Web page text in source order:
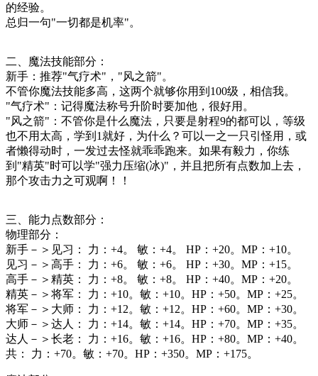
的经验。
总归一句"一切都是机率"。
二、魔法技能部分：
新手：推荐"气疗术"，"风之箭"。
不管你魔法技能多高，这两个就够你用到100级，相信我。
"气疗术"：记得魔法称号升阶时要加他，很好用。
"风之箭"：不管你是什么魔法，只要是射程9的都可以，等级
也不用太高，学到1就好，为什么？可以一之一只引怪用，或
者懒得动时，一发过去怪就乖乖跑来。如果有毅力，你练
到"精英"时可以学"强力压缩(冰)"，并且把所有点数加上去，
那个攻击力之可观啊！！
三、能力点数部分：
物理部分：
新手－＞见习： 力：+4。 敏：+4。 HP：+20。MP：+10。
见习－＞高手： 力：+6。 敏：+6。 HP：+30。MP：+15。
高手－＞精英： 力：+8。 敏：+8。 HP：+40。MP：+20。
精英－＞将军： 力：+10。敏：+10。HP：+50。MP：+25。
将军－＞大师： 力：+12。敏：+12。HP：+60。MP：+30。
大师－＞达人： 力：+14。敏：+14。HP：+70。MP：+35。
达人－＞长老： 力：+16。敏：+16。HP：+80。MP：+40。
共： 力：+70。敏：+70。HP：+350。MP：+175。